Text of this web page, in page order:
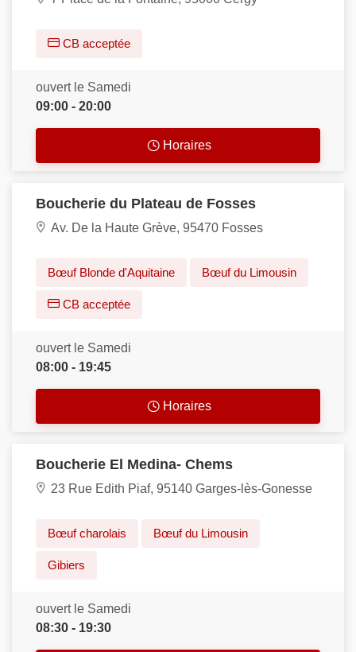
CB acceptée
ouvert le Samedi
09:00 - 20:00
Horaires
Boucherie du Plateau de Fosses
Av. De la Haute Grève, 95470 Fosses
Bœuf Blonde d'Aquitaine Bœuf du Limousin
CB acceptée
ouvert le Samedi
08:00 - 19:45
Horaires
Boucherie El Medina- Chems
23 Rue Edith Piaf, 95140 Garges-lès-Gonesse
Bœuf charolais Bœuf du Limousin
Gibiers
ouvert le Samedi
08:30 - 19:30